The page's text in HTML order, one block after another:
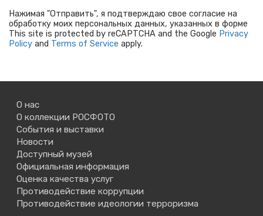
Нажимая "Отправить", я подтверждаю свое согласие на
обработку моих персональных данных, указанных в форме
This site is protected by reCAPTCHA and the Google Privacy
Policy and Terms of Service apply.
О нас
О коллекции РОСФОТО
События и выставки
Новости
Доступный музей
Официальная информация
Оценка качества услуг
Противодействие коррупции
Противодействие идеологии терроризма